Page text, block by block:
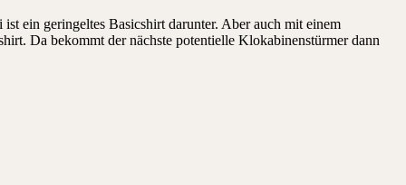
ein geringeltes Basicshirt darunter. Aber auch mit einem
Da bekommt der nächste potentielle Klokabinenstürmer dann